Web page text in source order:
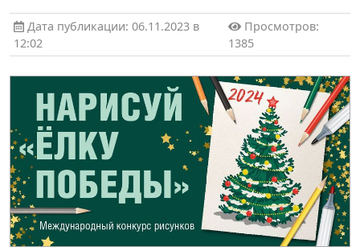
Дата публикации: 06.11.2023 в
12:02
Просмотров:
1385